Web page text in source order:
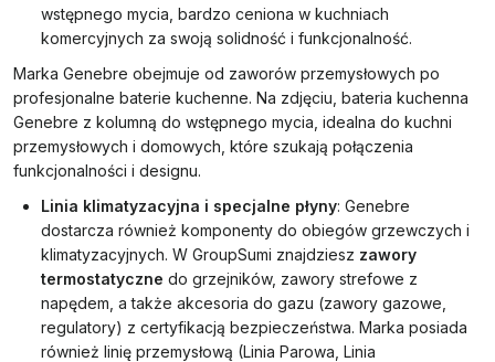
wstępnego mycia, bardzo ceniona w kuchniach
komercyjnych za swoją solidność i funkcjonalność.
Marka Genebre obejmuje od zaworów przemysłowych po
profesjonalne baterie kuchenne. Na zdjęciu, bateria kuchenna
Genebre z kolumną do wstępnego mycia, idealna do kuchni
przemysłowych i domowych, które szukają połączenia
funkcjonalności i designu.
Linia klimatyzacyjna i specjalne płyny: Genebre
dostarcza również komponenty do obiegów grzewczych i
klimatyzacyjnych. W GroupSumi znajdziesz zawory
termostatyczne do grzejników, zawory strefowe z
napędem, a także akcesoria do gazu (zawory gazowe,
regulatory) z certyfikacją bezpieczeństwa. Marka posiada
również linię przemysłową (Linia Parowa, Linia